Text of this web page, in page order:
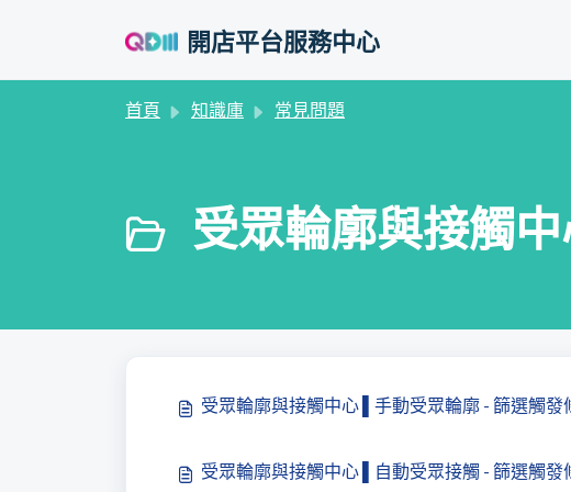
開店平台服務中心
首頁 知識庫 常見問題
受眾輪廓與接觸
受眾輪廓與接觸中心 ▌手動受眾輪廓 - 篩選觸發
受眾輪廓與接觸中心 ▌自動受眾接觸 - 篩選觸發